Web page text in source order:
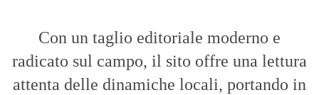
Con un taglio editoriale moderno e
radicato sul campo, il sito offre una lettura
attenta delle dinamiche locali, portando in